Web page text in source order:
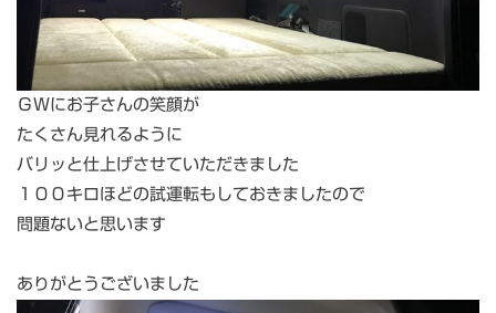
ＧＷにお子さんの笑顔が
たくさん見れるように
バリッと仕上げさせていただきました
１００キロほどの試運転もしておきましたので
問題ないと思います
ありがとうございました